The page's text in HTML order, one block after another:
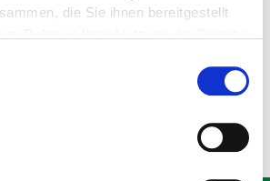
die Sie ihnen bereitgestellt